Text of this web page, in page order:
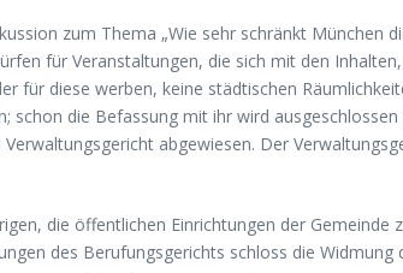
zum Thema „Wie sehr schränkt München
für Veranstaltungen, die sich mit den
für diese werben, keine städtischen
die Befassung mit ihr wird
abgewiesen. Der
die öffentlichen Einrichtungen der Gemeinde
des Berufungsgerichts schloss die Widmung